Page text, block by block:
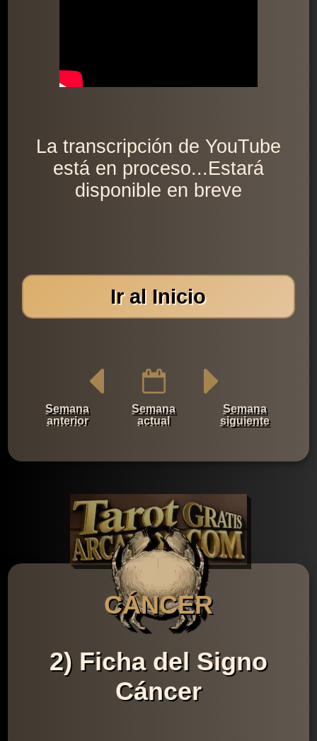
La transcripción de YouTube
está en proceso...Estará
disponible en breve
Ir al Inicio
Semana
anterior
Semana
actual
Semana
siguiente
CÁNCER
2) Ficha del Signo
Cáncer